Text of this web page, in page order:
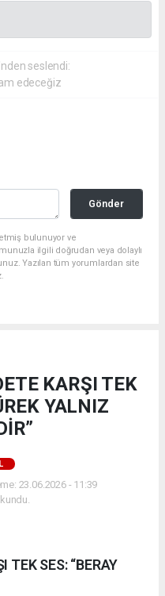
seslendi:
edeceğiz
Gönder
bulunuyor ve
ilgili doğrudan veya dolaylı
Yazılan tüm yorumlardan site
KARŞI TEK
YALNIZ
23.06.2026 - 11:39
TEK SES: “BERAY